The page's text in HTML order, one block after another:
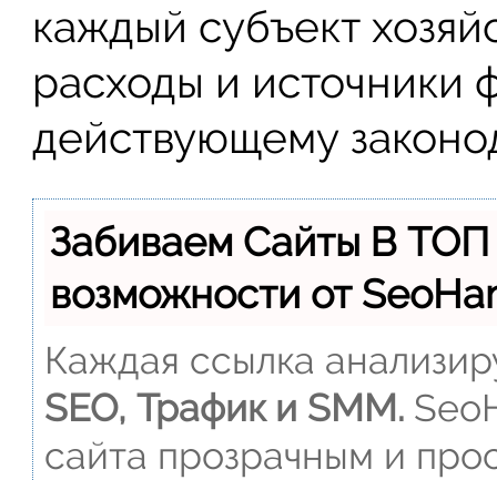
каждый субъект
расходы и источники
действующему
Забиваем Сайты В
возможности от
Каждая ссылка
SEO, Трафик и SMM.
сайта прозрачным и